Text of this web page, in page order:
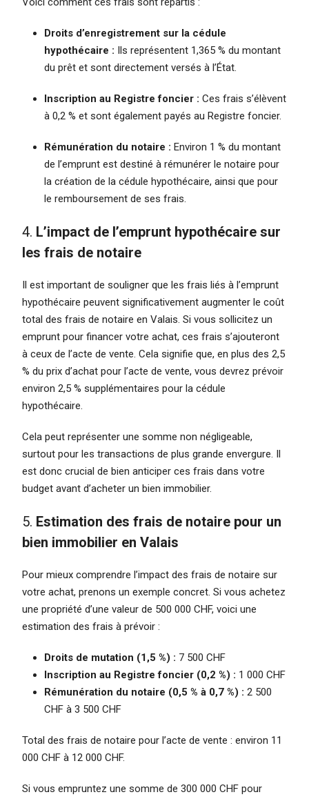
Droits d’enregistrement sur la cédule
hypothécaire : Ils représentent 1,365 % du montant
du prêt et sont directement versés à l’État.
Inscription au Registre foncier : Ces frais s’élèvent
à 0,2 % et sont également payés au Registre foncier.
Rémunération du notaire : Environ 1 % du montant
de l’emprunt est destiné à rémunérer le notaire pour
la création de la cédule hypothécaire, ainsi que pour
le remboursement de ses frais.
4. L’impact de l’emprunt hypothécaire sur
les frais de notaire
Il est important de souligner que les frais liés à l’emprunt
hypothécaire peuvent significativement augmenter le coût
total des frais de notaire en Valais. Si vous sollicitez un
emprunt pour financer votre achat, ces frais s’ajouteront
à ceux de l’acte de vente. Cela signifie que, en plus des 2,5
% du prix d’achat pour l’acte de vente, vous devrez prévoir
environ 2,5 % supplémentaires pour la cédule
hypothécaire.
Cela peut représenter une somme non négligeable,
surtout pour les transactions de plus grande envergure. Il
est donc crucial de bien anticiper ces frais dans votre
budget avant d’acheter un bien immobilier.
5. Estimation des frais de notaire pour un
bien immobilier en Valais
Pour mieux comprendre l’impact des frais de notaire sur
votre achat, prenons un exemple concret. Si vous achetez
une propriété d’une valeur de 500 000 CHF, voici une
estimation des frais à prévoir :
Droits de mutation (1,5 %) : 7 500 CHF
Inscription au Registre foncier (0,2 %) : 1 000 CHF
Rémunération du notaire (0,5 % à 0,7 %) : 2 500
CHF à 3 500 CHF
Total des frais de notaire pour l’acte de vente : environ 11
000 CHF à 12 000 CHF.
Si vous empruntez une somme de 300 000 CHF pour